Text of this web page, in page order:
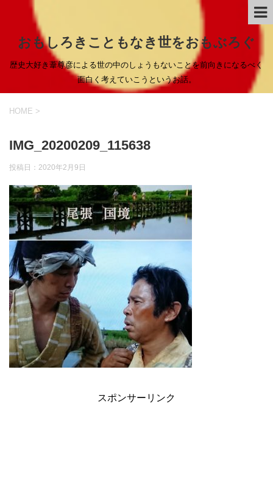
おもしろきこともなき世をおもぶろぐ
歴史大好き葦尊彦による世の中のしょうもないことを前向きになるべく
面白く考えていこうというお話。
HOME >
IMG_20200209_115638
投稿日： 2020年2月9日
スポンサーリンク